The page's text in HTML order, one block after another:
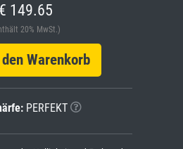
€ 149.65
20% MwSt.)
Warenkorb
PERFEKT